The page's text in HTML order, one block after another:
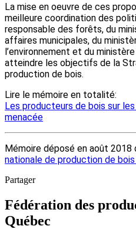
La mise en oeuvre de ces
meilleure coordination des
responsable des forêts, du
affaires municipales, du
l’environnement et du
atteindre les objectifs de la
production de bois.
Lire le mémoire en totalité:
Les producteurs de bois sur
menacée
Mémoire déposé en août 2018
nationale de production de bois
Partager
Fédération des
Québec